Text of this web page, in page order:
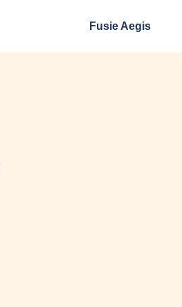
Fusie Aegis